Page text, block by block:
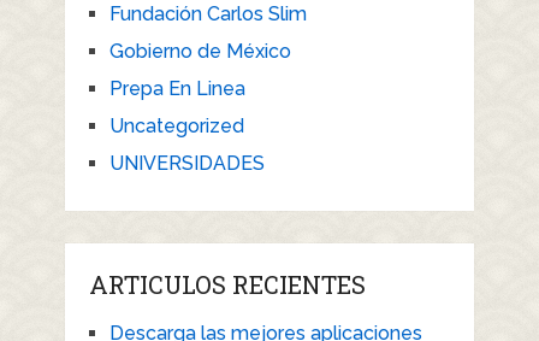
Fundación Carlos Slim
Gobierno de México
Prepa En Linea
Uncategorized
UNIVERSIDADES
ARTICULOS RECIENTES
Descarga las mejores aplicaciones